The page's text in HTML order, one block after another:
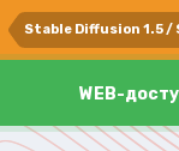
Stable Diffusion 1.5 /
WEB-